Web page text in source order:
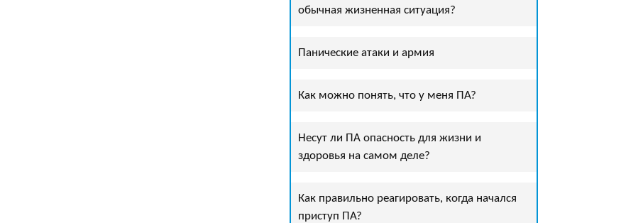
обычная жизненная ситуация?
Панические атаки и армия
Как можно понять, что у меня ПА?
Несут ли ПА опасность для жизни и
здоровья на самом деле?
Как правильно реагировать, когда начался
приступ ПА?